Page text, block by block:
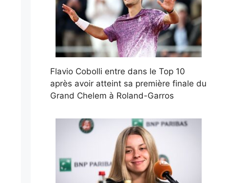
Flavio Cobolli entre dans le Top 10
après avoir atteint sa première finale du
Grand Chelem à Roland-Garros